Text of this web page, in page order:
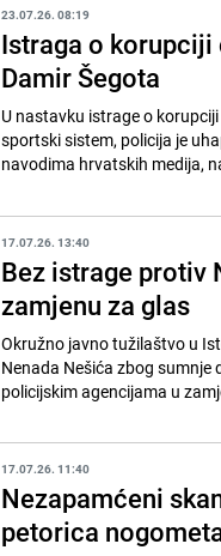
23.07.26. 08:19
Istraga o korupciji
Damir Šegota
U nastavku istrage o
sportski sistem, policija je
navodima hrvatskih medija,
17.07.26. 13:40
Bez istrage protiv
zamjenu za glas
Okružno javno tužilaštvo u
Nenada Nešića zbog
policijskim agencijama u
17.07.26. 11:40
Nezapamćeni
petorica